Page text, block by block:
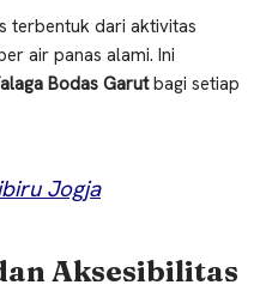
terbentuk dari aktivitas
air panas alami. Ini
Bodas Garutbagi setiap
Jogja
Aksesibilitas